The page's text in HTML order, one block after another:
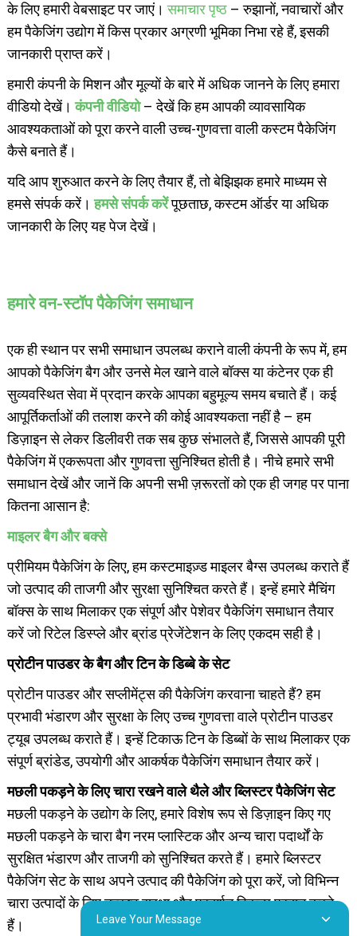
के लिए हमारी वेबसाइट पर जाएं।समाचार पृष्ठ– रुझानों, नवाचारों और
हम पैकेजिंग उद्योग में किस प्रकार अग्रणी भूमिका निभा रहे हैं, इसकी
जानकारी प्राप्त करें।
हमारी कंपनी के मिशन और मूल्यों के बारे में अधिक जानने के लिए हमारा
वीडियो देखें।कंपनी वीडियो– देखें कि हम आपकी व्यावसायिक
आवश्यकताओं को पूरा करने वाली उच्च-गुणवत्ता वाली कस्टम पैकेजिंग
कैसे बनाते हैं।
यदि आप शुरुआत करने के लिए तैयार हैं, तो बेझिझक हमारे माध्यम से
हमसे संपर्क करें। हमसे संपर्क करेंपूछताछ, कस्टम ऑर्डर या अधिक
जानकारी के लिए यह पेज देखें।
हमारे वन-स्टॉप पैकेजिंग समाधान
एक ही स्थान पर सभी समाधान उपलब्ध कराने वाली कंपनी के रूप में, हम
आपको पैकेजिंग बैग और उनसे मेल खाने वाले बॉक्स या कंटेनर एक ही
सुव्यवस्थित सेवा में प्रदान करके आपका बहुमूल्य समय बचाते हैं। कई
आपूर्तिकर्ताओं की तलाश करने की कोई आवश्यकता नहीं है – हम
डिज़ाइन से लेकर डिलीवरी तक सब कुछ संभालते हैं, जिससे आपकी पूरी
पैकेजिंग में एकरूपता और गुणवत्ता सुनिश्चित होती है। नीचे हमारे सभी
समाधान देखें और जानें कि अपनी सभी ज़रूरतों को एक ही जगह पर पाना
कितना आसान है:
माइलर बैग और बक्से
प्रीमियम पैकेजिंग के लिए, हम कस्टमाइज़्ड माइलर बैग्स उपलब्ध कराते हैं
जो उत्पाद की ताजगी और सुरक्षा सुनिश्चित करते हैं। इन्हें हमारे मैचिंग
बॉक्स के साथ मिलाकर एक संपूर्ण और पेशेवर पैकेजिंग समाधान तैयार
करें जो रिटेल डिस्प्ले और ब्रांड प्रेजेंटेशन के लिए एकदम सही है।
प्रोटीन पाउडर के बैग और टिन के डिब्बे के सेट
प्रोटीन पाउडर और सप्लीमेंट्स की पैकेजिंग करवाना चाहते हैं? हम
प्रभावी भंडारण और सुरक्षा के लिए उच्च गुणवत्ता वाले प्रोटीन पाउडर
ट्यूब उपलब्ध कराते हैं। इन्हें टिकाऊ टिन के डिब्बों के साथ मिलाकर एक
संपूर्ण ब्रांडेड, उपयोगी और आकर्षक पैकेजिंग समाधान तैयार करें।
मछली पकड़ने के लिए चारा रखने वाले थैले और ब्लिस्टर पैकेजिंग सेट
मछली पकड़ने के उद्योग के लिए, हमारे विशेष रूप से डिज़ाइन किए गए
मछली पकड़ने के चारा बैग नरम प्लास्टिक और अन्य चारा पदार्थों के
सुरक्षित भंडारण और ताजगी को सुनिश्चित करते हैं। हमारे ब्लिस्टर
पैकेजिंग सेट के साथ अपने उत्पाद की पैकेजिंग को पूरा करें, जो विभिन्न
चारा उत्पादों के लिए उत्कृष्ट सुरक्षा और प्रदर्शन विकल्प प्रदान करते
हैं।
Leave Your Message